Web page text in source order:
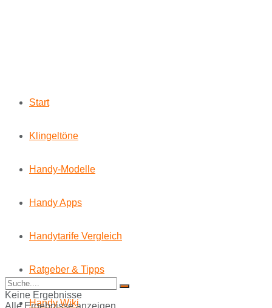
Start
Klingeltöne
Handy-Modelle
Handy Apps
Handytarife Vergleich
Ratgeber & Tipps
Handy Wiki
Start
Keine Ergebnisse
Alle Ergebnisse anzeigen